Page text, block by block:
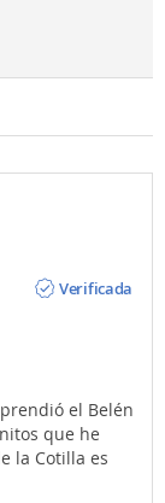
Verificada
el Belén
que he
la Cotilla es